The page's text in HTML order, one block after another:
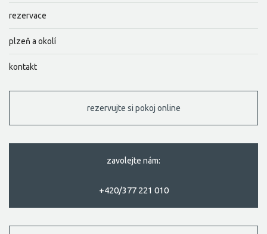
rezervace
plzeň a okolí
kontakt
rezervujte si pokoj online
zavolejte nám:
+420/377 221 010